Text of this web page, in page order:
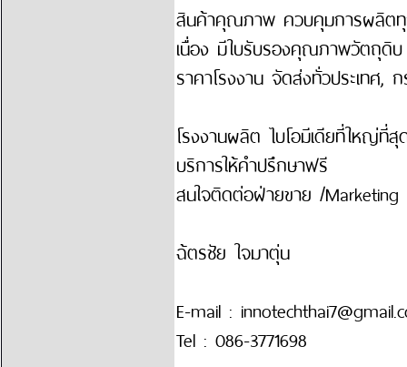
สินค้าคุณภาพ ควบคุมการผลิตทุ
เนื่อง มีใบรับรองคุณภาพวัตถุดิบ
ราคาโรงงาน จัดส่งทั่วประเทศ,
โรงงานผลิต ไบโอมีเดียที่ใหญ่ที่สุ
บริการให้คำปรึกษาฟรี
สนใจติดต่อฝ่ายขาย /Marketing
ฉ้ตรชัย ใจมาตุ่น
E-mail :
Tel : 086-3771698